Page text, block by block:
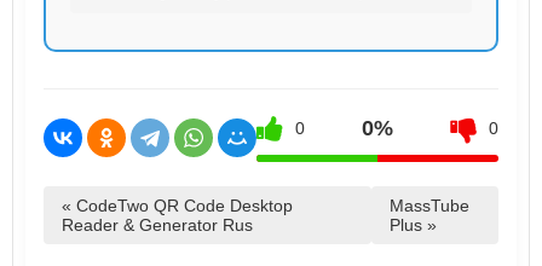
0 0% 0
« CodeTwo QR Code Desktop
Reader & Generator Rus
MassTube
Plus »